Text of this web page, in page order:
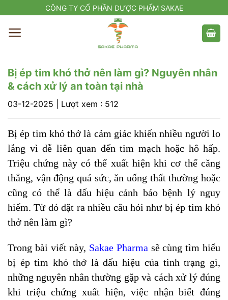
to
content
CÔNG TY CỔ PHẦN DƯỢC PHẨM SAKAE
Bị ép tim khó thở nên làm gì? Nguyên nhân
& cách xử lý an toàn tại nhà
03-12-2025 Lượt xem : 512
Bị ép tim khó thở là cảm giác khiến nhiều người lo
lắng vì dễ liên quan đến tim mạch hoặc hô hấp.
Triệu chứng này có thể xuất hiện khi cơ thể căng
thẳng, vận động quá sức, ăn uống thất thường hoặc
cũng có thể là dấu hiệu cảnh báo bệnh lý nguy
hiểm. Từ đó đặt ra nhiều câu hỏi như bị ép tim khó
thở nên làm gì?
Trong bài viết này, Sakae Pharma sẽ cùng tìm hiểu
bị ép tim khó thở là dấu hiệu của tình trạng gì,
những nguyên nhân thường gặp và cách xử lý đúng
khi triệu chứng xuất hiện, việc nhận biết đúng